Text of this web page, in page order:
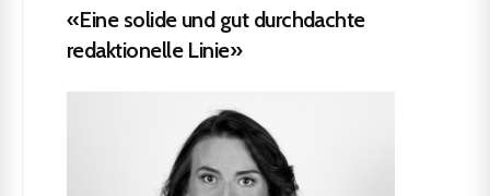
«Eine solide und gut durchdachte
redaktionelle Linie»